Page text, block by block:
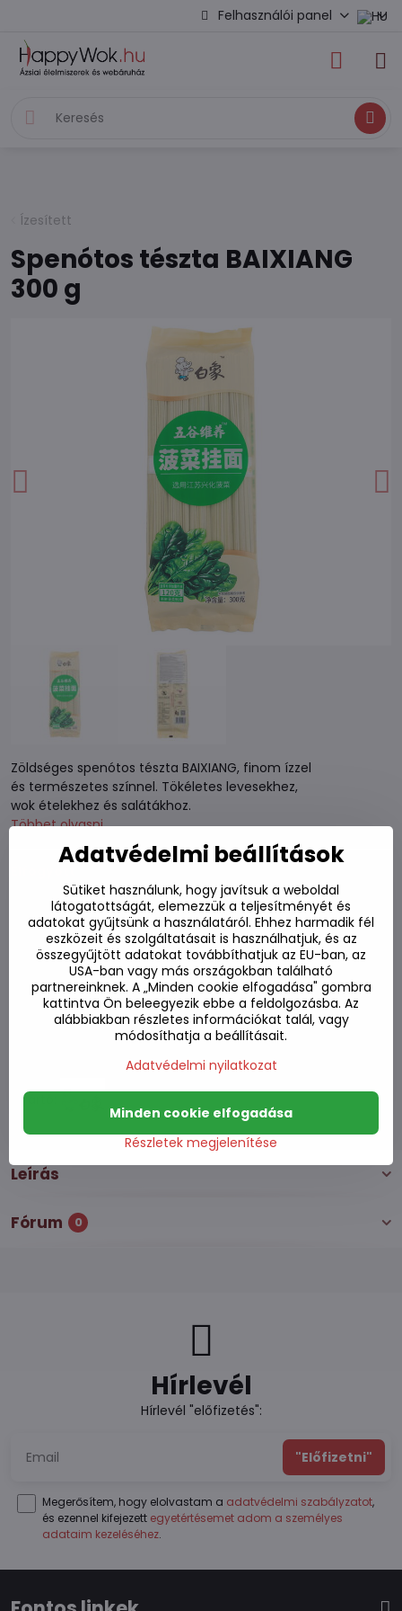
Felhasználói panel
Keresés
Ízesített
Spenótos tészta BAIXIANG
300 g
Zöldséges spenótos tészta BAIXIANG, finom ízzel
és természetes színnel. Tökéletes levesekhez,
wok ételekhez és salátákhoz.
Többet olvasni
780 Ft
610 FtÁFA nélkül
Hozzáadás a kedvencekhez
Hozzáadás a listához
Watchdog
S7#SK#507006#1
Gyártó:
Leírás
Fórum 0
Hírlevél
Hírlevél "előfizetés":
"Előfizetni"
Megerősítem, hogy elolvastam a adatvédelmi szabályzatot,
és ezennel kifejezett egyetértésemet adom a személyes
adataim kezeléséhez.
Adatvédelmi beállítások
Sütiket használunk, hogy javítsuk a weboldal
látogatottságát, elemezzük a teljesítményét és
adatokat gyűjtsünk a használatáról. Ehhez harmadik fél
eszközeit és szolgáltatásait is használhatjuk, és az
összegyűjtött adatokat továbbíthatjuk az EU-ban, az
USA-ban vagy más országokban található
partnereinknek. A „Minden cookie elfogadása" gombra
kattintva Ön beleegyezik ebbe a feldolgozásba. Az
alábbiakban részletes információkat talál, vagy
módosíthatja a beállításait.
Adatvédelmi nyilatkozat
Részletek megjelenítése
Minden cookie elfogadása